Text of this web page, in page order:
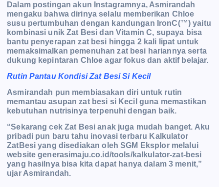
Dalam postingan akun Instagramnya, Asmirandah
mengaku bahwa dirinya selalu memberikan Chloe
susu pertumbuhan dengan kandungan IronC(™) yaitu
kombinasi unik Zat Besi dan Vitamin C, supaya bisa
bantu penyerapan zat besi hingga 2 kali lipat untuk
memaksimalkan pemenuhan zat besi hariannya serta
dukung kepintaran Chloe agar fokus dan aktif belajar.
Rutin Pantau Kondisi Zat Besi Si Kecil
Asmirandah pun membiasakan diri untuk rutin
memantau asupan zat besi si Kecil guna memastikan
kebutuhan nutrisinya terpenuhi dengan baik.
“Sekarang cek Zat Besi anak juga mudah banget. Aku
pribadi pun baru tahu inovasi terbaru Kalkulator
ZatBesi yang disediakan oleh SGM Eksplor melalui
website generasimaju.co.id/tools/kalkulator-zat-besi
yang hasilnya bisa kita dapat hanya dalam 3 menit,”
ujar Asmirandah.